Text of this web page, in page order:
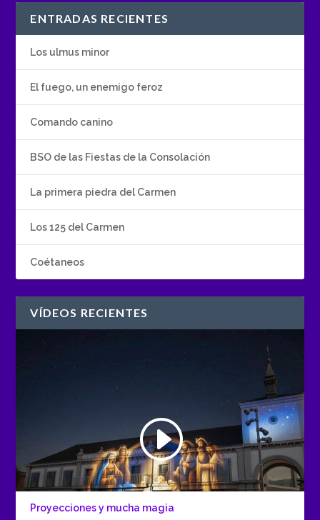
ENTRADAS RECIENTES
Los ulmus minor
El fuego, un enemigo feroz
Comando canino
BSO de las Fiestas de la Consolación
La primera piedra del Carmen
Los 125 del Carmen
Coétaneos
VÍDEOS RECIENTES
Proyecciones y mucha magia